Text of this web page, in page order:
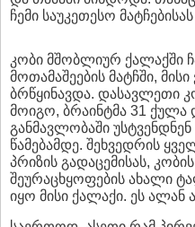
ჩემი საუკეთესო
კობი მშობლიურ ქალაქში
მოთამაშეების მატჩში,
ბრწყინავდა. დასავლეთი
მოიგო, ბრაინტმა 31 ქულა
განმავლობაში
წამებამდე. შეხვედრის
პრიზის გადაცემისას,
შეურაცხყოფების ახალი
იყო მისი ქალაქი. ეს ალან